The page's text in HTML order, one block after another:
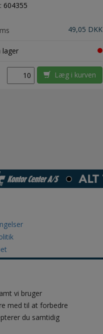
604355
49,05 DKK
lager
Læg i kurven
produkter
til
vi bruger
med til at forbedre
du samtidig